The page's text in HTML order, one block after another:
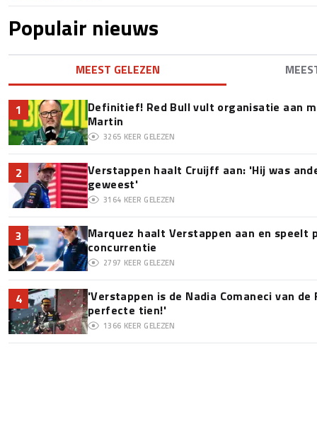
Populair nieuws
MEEST GELEZEN
1
Definitief! Red Bull vult organisatie aan
Martin
3265 KEER GELEZEN
2
Verstappen haalt Cruijff aan: 'Hij was
geweest'
3164 KEER GELEZEN
3
Marquez haalt Verstappen aan en speelt
concurrentie
2797 KEER GELEZEN
4
'Verstappen is de Nadia Comaneci van de
perfecte tien!'
1366 KEER GELEZEN